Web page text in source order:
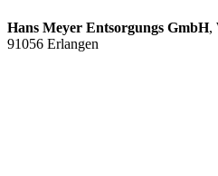
Hans Meyer Entsorgungs GmbH,
91056 Erlangen